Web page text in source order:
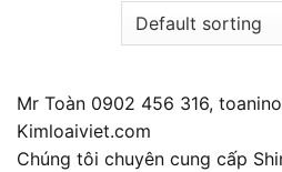
Mr Toàn 0902 456 316,
Kimloaiviet.com
Chúng tôi chuyên cung cấp